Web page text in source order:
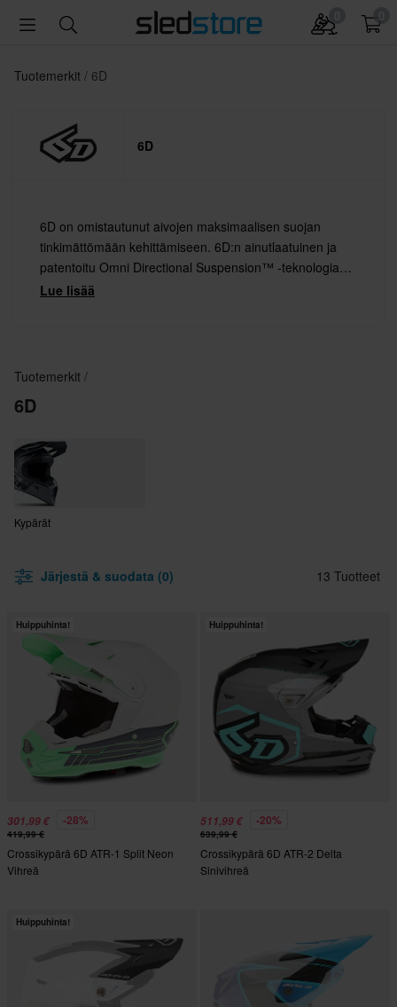
Tuotemerkit 6D
6D
6D on omistautunut aivojen maksimaalisen suojan
tinkimättömään kehittämiseen. 6D:n ainutlaatuinen ja
patentoitu Omni Directional Suspension™ -teknologia
tarjoaa suojan, jota mikään muu kypärä tai
Lue lisää
Tuotemerkit
6D
Kypärät
Järjestä & suodata (0) 13 Tuotteet
Huippuhinta!
301,99 € -28%
419,99 €
Crossikypärä 6D ATR-1 Split Neon
Vihreä
Huippuhinta!
511,99 € -20%
639,99 €
Crossikypärä 6D ATR-2 Delta
Sinivihreä
Huippuhinta!